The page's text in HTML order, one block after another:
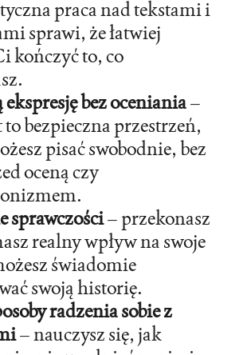
praca nad tekstami i
sprawi, że łatwiej
kończyć to, co
ekspresję bez oceniania–
to bezpieczna przestrzeń,
pisać swobodnie, bez
oceną czy
sprawczości– przekonasz
realny wpływ na swoje
świadomie
swoją historię.
radzenia sobie z
– nauczysz się, jak